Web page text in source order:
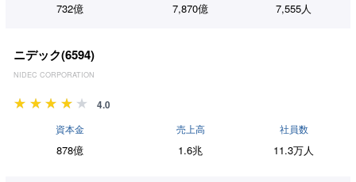
732億 7,870億 7,555人
ニデック(6594)
NIDEC CORPORATION
4.0
資本金
878億
売上高
1.6兆
社員数
11.3万人